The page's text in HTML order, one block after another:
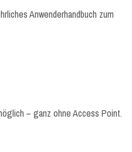
Anwenderhandbuch zum
– ganz ohne Access Point.